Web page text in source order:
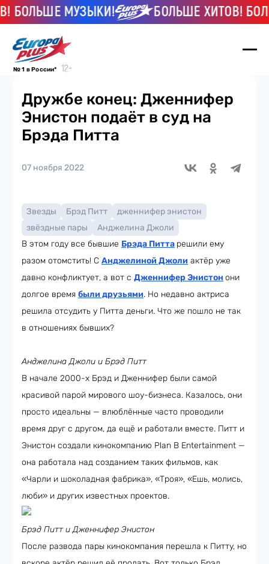
МУЗЫКИ! БОЛЬШЕ ХИТОВ!
№ 1 в России*
Дружбе конец: Дженнифер
Энистон подаёт в суд на
Брэда Питта
07 ноября 2022
Звезды Брэд Питт
дженнифер энистон
звёздные пары
Анджелина Джоли
В этом году все бывшие Брэда Питта решили ему
разом отомстить! С Анджелиной Джоли актёр уже
давно конфликтует, а вот с Дженнифер Энистон они
долгое время были друзьями. Но недавно актриса
решила отсудить у Питта деньги. Что же пошло не так
в отношениях бывших?
Анджелина Джоли и Брэд Питт
В начале 2000-х Брэд и Дженнифер были самой
красивой парой мирового шоу-бизнеса. Казалось, они
просто идеальны — влюблённые часто проводили
время друг с другом, да ещё и работали вместе. Питт и
Энистон создали кинокомпанию Plan B Entertainment —
она работала над созданием таких фильмов, как
«Чарли и шоколадная фабрика», «Троя», «Ешь, молись,
люби» и других известных проектов.
Брэд Питт и Дженнифер Энистон
После развода пары кинокомпания перешла к Питту, но